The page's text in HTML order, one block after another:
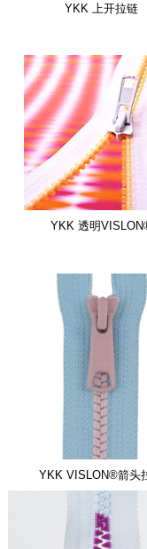
YKK 上开拉链
YKK 透明
YKK VISLON®箭头